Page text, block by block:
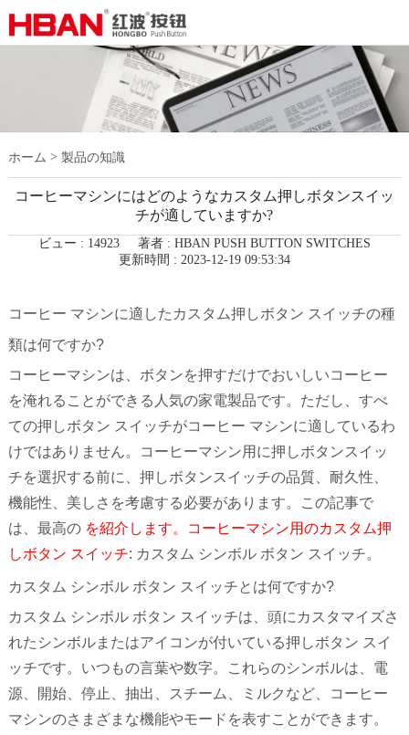
ホーム > 製品の知識
コーヒーマシンにはどのようなカスタム押しボタンスイッ
チが適していますか?
ビュー : 14923
著者 : HBAN PUSH BUTTON SWITCHES
更新時間 : 2023-12-19 09:53:34
コーヒー マシンに適したカスタム押しボタン スイッチの種
類は何ですか?
コーヒーマシンは、ボタンを押すだけでおいしいコーヒー
を淹れることができる人気の家電製品です。ただし、すべ
ての押しボタン スイッチがコーヒー マシンに適しているわ
けではありません。コーヒーマシン用に押しボタンスイッ
チを選択する前に、押しボタンスイッチの品質、耐久性、
機能性、美しさを考慮する必要があります。この記事で
は、最高の を紹介します。コーヒーマシン用のカスタム押
しボタン スイッチ: カスタム シンボル ボタン スイッチ。
カスタム シンボル ボタン スイッチとは何ですか?
カスタム シンボル ボタン スイッチは、頭にカスタマイズさ
れたシンボルまたはアイコンが付いている押しボタン スイ
ッチです。いつもの言葉や数字。これらのシンボルは、電
源、開始、停止、抽出、スチーム、ミルクなど、コーヒー
マシンのさまざまな機能やモードを表すことができます。